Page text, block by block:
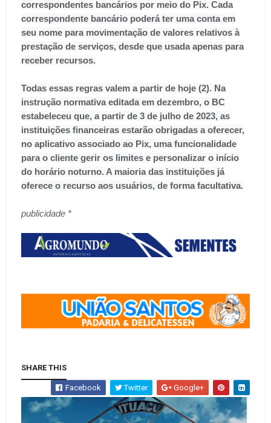
correspondentes bancários por meio do Pix. Cada
correspondente bancário poderá ter uma conta em
seu nome para movimentação de valores relativos à
prestação de serviços, desde que usada apenas para
receber recursos.
Todas essas regras valem a partir de hoje (2). Na
instrução normativa editada em dezembro, o BC
estabeleceu que, a partir de 3 de julho de 2023, as
instituições financeiras estarão obrigadas a oferecer,
no aplicativo associado ao Pix, uma funcionalidade
para o cliente gerir os limites e personalizar o início
do horário noturno. A maioria das instituições já
oferece o recurso aos usuários, de forma facultativa.
publicidade *
SHARE THIS
Facebook Twitter Google+